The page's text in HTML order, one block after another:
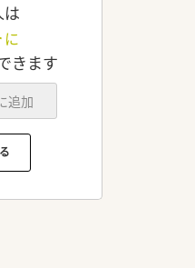
に
きます
追加